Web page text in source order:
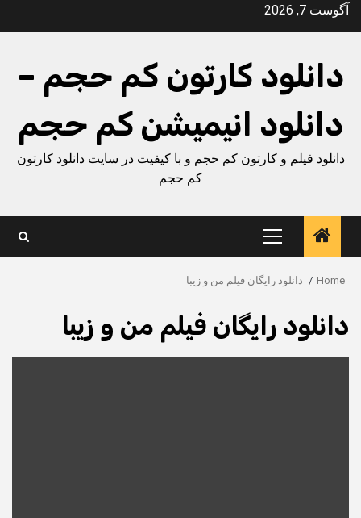
Skipآگوست 7, 2026
دانلود کارتون کم حجم –
دانلود انیمیشن کم حجم
دانلود فیلم و کارتون کم حجم و با کیفیت در سایت دانلود کارتون
کم حجم
Primary
Menu
Home دانلود رایگان فیلم من و زیبا
دانلود رایگان فیلم من و زیبا